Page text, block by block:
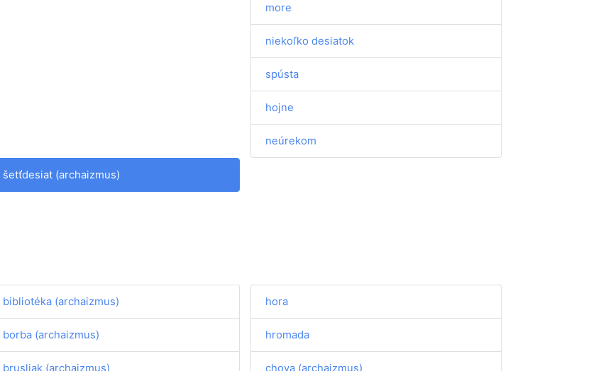
more
niekoľko desiatok
spústa
hojne
neúrekom
šetťdesiat (archaizmus)
bibliotéka (archaizmus)
borba (archaizmus)
brusliak (archaizmus)
hora
hromada
chova (archaizmus)